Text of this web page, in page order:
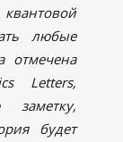
любые
отмечена
Letters,
будет